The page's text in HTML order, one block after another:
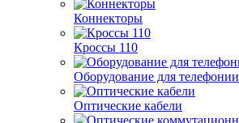
Коннекторы
Кроссы 110
Оборудование для телефонии
Оптические кабели